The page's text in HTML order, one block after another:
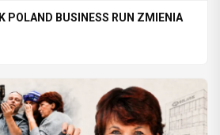
POLAND BUSINESS RUN ZMIENIA